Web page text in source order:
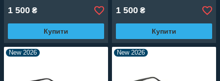
1 500 ₴
Купити
1 500 ₴
Купити
New 2026 New 2026